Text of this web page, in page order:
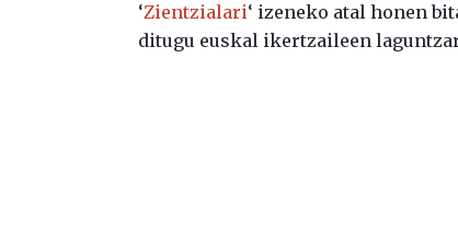
‘Zientzialari‘ izeneko atal honen
ditugu euskal ikertzaileen